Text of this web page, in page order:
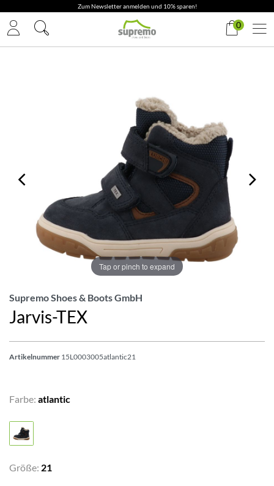
Zum Newsletter anmelden und 10% sparen!
0
Tap or pinch to expand
Supremo Shoes & Boots GmbH
Jarvis-TEX
Artikelnummer 15L0003005atlantic21
Farbe: atlantic
Größe: 21